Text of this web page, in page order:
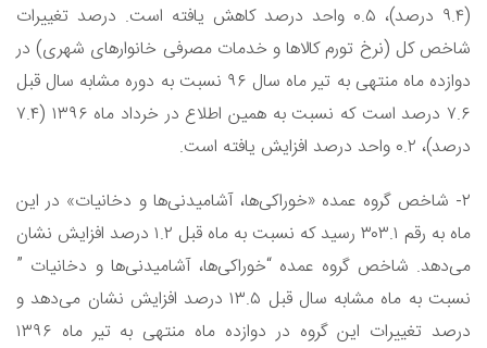
(۹.۴ درصد)، ۰.۵ واحد درصد کاهش یافته است. درصد تغییرات
شاخص کل (نرخ تورم کالاها و خدمات مصرفی خانوارهای شهری) در
دوازده ماه منتهی به تیر ماه سال ۹۶ نسبت به دوره مشابه سال قبل
۷.۶ درصد است که نسبت به همین اطلاع در خرداد ماه ۱۳۹۶ (۷.۴
درصد)، ۰.۲ واحد درصد افزایش یافته است.
۲- شاخص گروه عمده «خوراکی‌ها، آشامیدنی‌ها و دخانیات» در این
ماه به رقم ۳۰۳.۱ رسید که نسبت به ماه قبل ۱.۲ درصد افزایش نشان
می‌دهد. شاخص گروه عمده “خوراکی‌ها، آشامیدنی‌ها و دخانیات ”
نسبت به ماه مشابه سال قبل ۱۳.۵ درصد افزایش نشان می‌دهد و
درصد تغییرات این گروه در دوازده ماه منتهی به تیر ماه ۱۳۹۶